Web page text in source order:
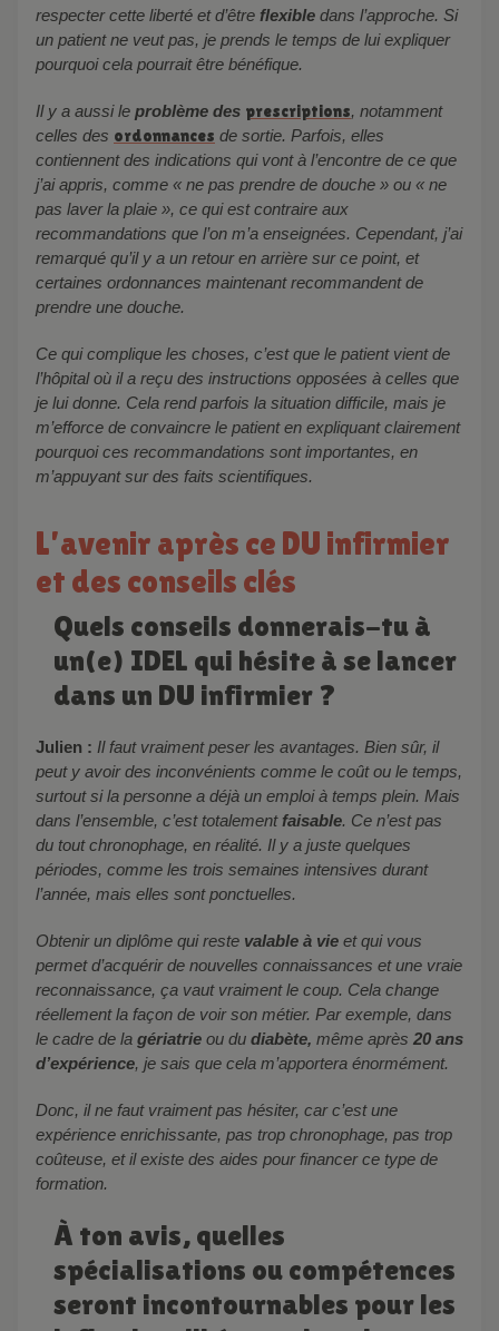
respecter cette liberté et d’être flexible dans l’approche. Si
un patient ne veut pas, je prends le temps de lui expliquer
pourquoi cela pourrait être bénéfique.
Il y a aussi le problème des prescriptions, notamment
celles des ordonnances de sortie. Parfois, elles
contiennent des indications qui vont à l’encontre de ce que
j’ai appris, comme « ne pas prendre de douche » ou « ne
pas laver la plaie », ce qui est contraire aux
recommandations que l’on m’a enseignées. Cependant, j’ai
remarqué qu’il y a un retour en arrière sur ce point, et
certaines ordonnances maintenant recommandent de
prendre une douche.
Ce qui complique les choses, c’est que le patient vient de
l’hôpital où il a reçu des instructions opposées à celles que
je lui donne. Cela rend parfois la situation difficile, mais je
m’efforce de convaincre le patient en expliquant clairement
pourquoi ces recommandations sont importantes, en
m’appuyant sur des faits scientifiques.
L’avenir après ce DU infirmier
et des conseils clés
Quels conseils donnerais-tu à
un(e) IDEL qui hésite à se lancer
dans un DU infirmier ?
Julien : Il faut vraiment peser les avantages. Bien sûr, il
peut y avoir des inconvénients comme le coût ou le temps,
surtout si la personne a déjà un emploi à temps plein. Mais
dans l’ensemble, c’est totalementfaisable. Ce n’est pas
du tout chronophage, en réalité. Il y a juste quelques
périodes, comme les trois semaines intensives durant
l’année, mais elles sont ponctuelles.
Obtenir un diplôme qui reste valable à vie et qui vous
permet d’acquérir de nouvelles connaissances et une vraie
reconnaissance, ça vaut vraiment le coup. Cela change
réellement la façon de voir son métier. Par exemple, dans
le cadre de la gériatrie ou du diabète, même après 20 ans
d’expérience, je sais que cela m’apportera énormément.
Donc, il ne faut vraiment pas hésiter, car c’est une
expérience enrichissante, pas trop chronophage, pas trop
coûteuse, et il existe des aides pour financer ce type de
formation.
À ton avis, quelles
spécialisations ou compétences
seront incontournables pour les